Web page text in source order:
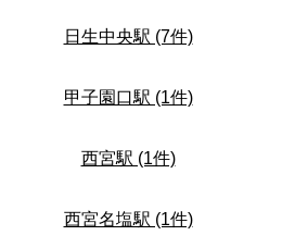
日生中央駅 (7件)
甲子園口駅 (1件)
西宮駅 (1件)
西宮名塩駅 (1件)